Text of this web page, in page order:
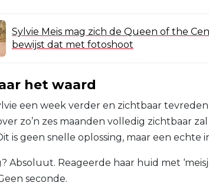
Sylvie Meis mag zich de Queen of the
bewijst dat met fotoshoot
het waard
een week verder en zichtbaar
zo’n zes maanden volledig zichtbaar
is geen snelle oplossing, maar een echte
Absoluut. Reageerde haar huid met
seconde.